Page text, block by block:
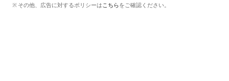
その他、広告に対するポリシーはこちらをご確認ください。